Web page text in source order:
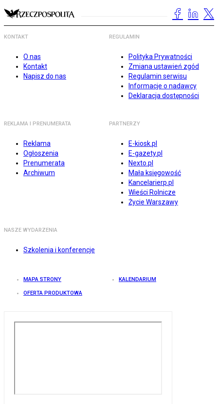
KONTAKT
O nas
Kontakt
Napisz do nas
REGULAMIN
Polityka Prywatności
Zmiana ustawień zgód
Regulamin serwisu
Informacje o nadawcy
Deklaracja dostępności
REKLAMA I PRENUMERATA
Reklama
Ogłoszenia
Prenumerata
Archiwum
PARTNERZY
E-kiosk.pl
E-gazety.pl
Nexto.pl
Mała księgowość
Kancelarierp.pl
Wieści Rolnicze
Życie Warszawy
NASZE WYDARZENIA
Szkolenia i konferencje
MAPA STRONY KALENDARIUM
OFERTA PRODUKTOWA